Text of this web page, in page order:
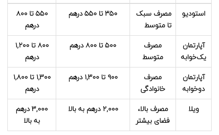
استودیو
مصرف سبک
تا متوسط
۳۵۰ تا ۵۵۰ درهم
۵۵۰ تا ۸۰۰
درهم
آپارتمان
یک‌خوابه
مصرف
متوسط
۵۰۰ تا ۸۰۰ درهم
۸۰۰ تا ۱,۲۰۰
درهم
آپارتمان
دوخوابه
مصرف
خانوادگی
۹۰۰ تا ۱,۳۰۰ درهم
۱,۳۰۰ تا ۱,۸۰۰
درهم
ویلا
مصرف بالا،
فضای بیشتر
۲,۰۰۰ درهم به بالا
۳,۰۰۰ درهم
به بالا